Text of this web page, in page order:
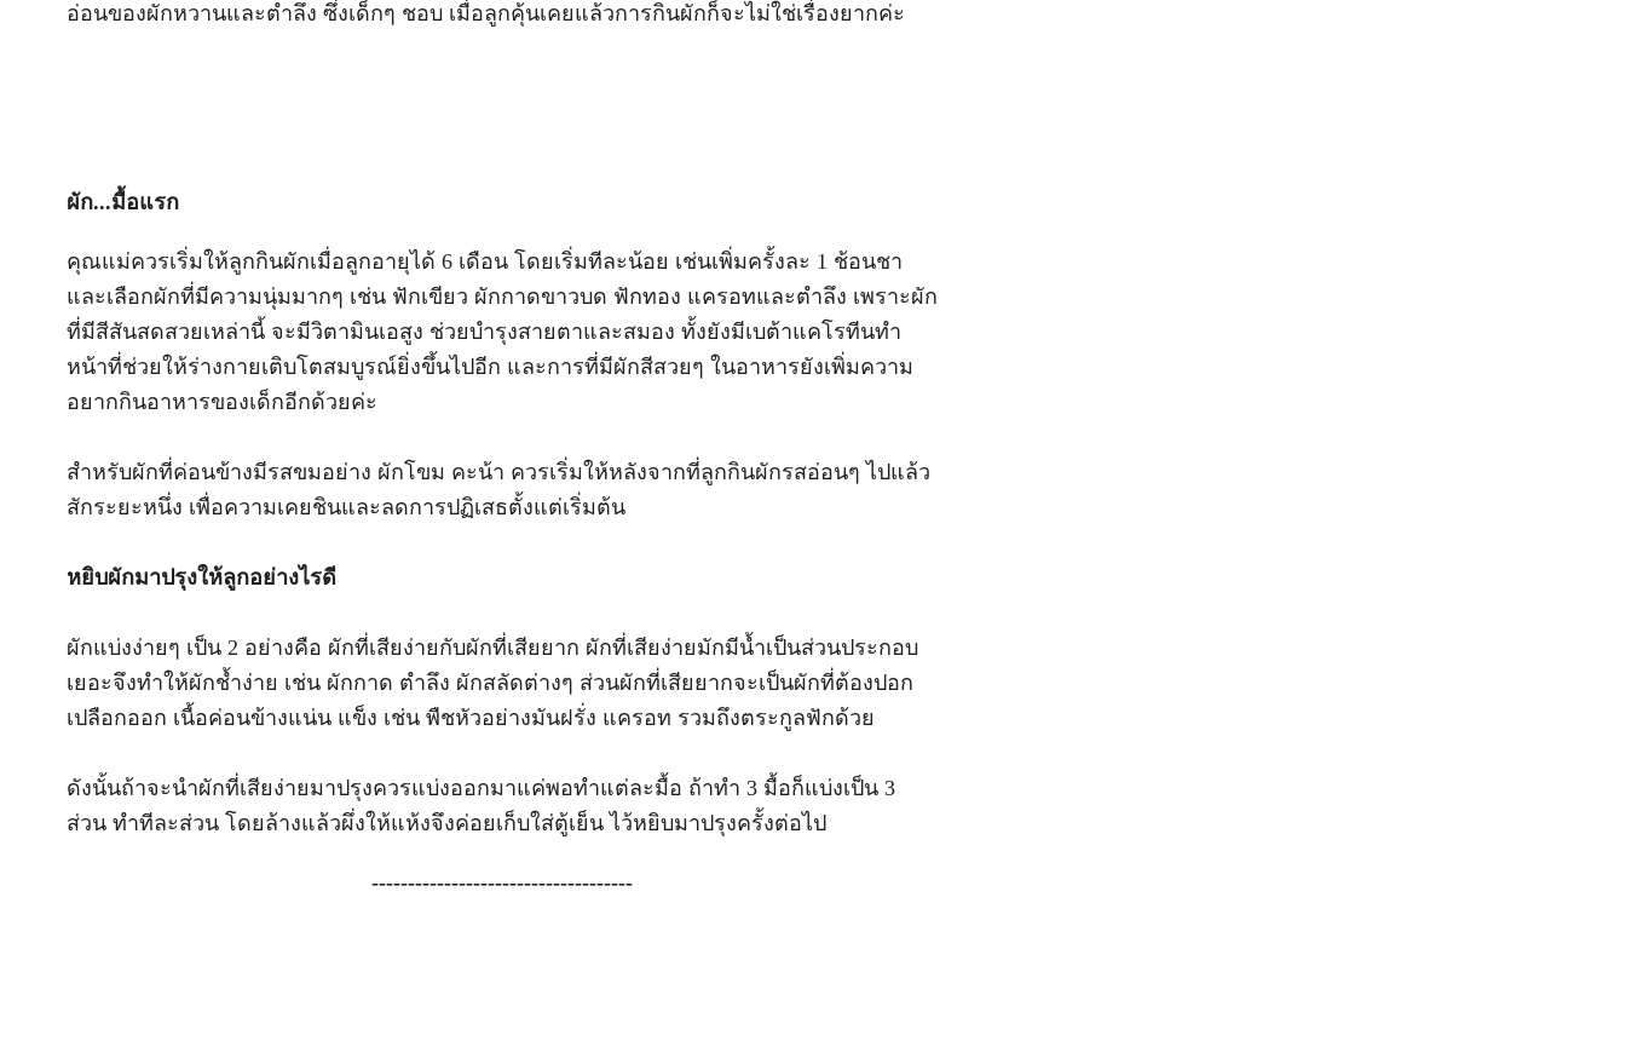
อ่อนของผักหวานและตำลึง ซึ่งเด็กๆ ชอบ เมื่อลูกคุ้นเคยแล้วการกินผักก็จะไม่ใช่เรื่องยากค่ะ
ผัก...มื้อแรก
คุณแม่ควรเริ่มให้ลูกกินผักเมื่อลูกอายุได้ 6 เดือน โดยเริ่มทีละน้อย เช่นเพิ่มครั้งละ 1 ช้อนชา
และเลือกผักที่มีความนุ่มมากๆ เช่น ฟักเขียว ผักกาดขาวบด ฟักทอง แครอทและตำลึง เพราะผัก
ที่มีสีสันสดสวยเหล่านี้ จะมีวิตามินเอสูง ช่วยบำรุงสายตาและสมอง ทั้งยังมีเบต้าแคโรทีนทำ
หน้าที่ช่วยให้ร่างกายเติบโตสมบูรณ์ยิ่งขึ้นไปอีก และการที่มีผักสีสวยๆ ในอาหารยังเพิ่มความ
อยากกินอาหารของเด็กอีกด้วยค่ะ
สำหรับผักที่ค่อนข้างมีรสขมอย่าง ผักโขม คะน้า ควรเริ่มให้หลังจากที่ลูกกินผักรสอ่อนๆ ไปแล้ว
สักระยะหนึ่ง เพื่อความเคยชินและลดการปฏิเสธตั้งแต่เริ่มต้น
หยิบผักมาปรุงให้ลูกอย่างไรดี
ผักแบ่งง่ายๆ เป็น 2 อย่างคือ ผักที่เสียง่ายกับผักที่เสียยาก ผักที่เสียง่ายมักมีน้ำเป็นส่วนประกอบ
เยอะจึงทำให้ผักช้ำง่าย เช่น ผักกาด ตำลึง ผักสลัดต่างๆ ส่วนผักที่เสียยากจะเป็นผักที่ต้องปอก
เปลือกออก เนื้อค่อนข้างแน่น แข็ง เช่น พืชหัวอย่างมันฝรั่ง แครอท รวมถึงตระกูลฟักด้วย
ดังนั้นถ้าจะนำผักที่เสียง่ายมาปรุงควรแบ่งออกมาแค่พอทำแต่ละมื้อ ถ้าทำ 3 มื้อก็แบ่งเป็น 3
ส่วน ทำทีละส่วน โดยล้างแล้วผึ่งให้แห้งจึงค่อยเก็บใส่ตู้เย็น ไว้หยิบมาปรุงครั้งต่อไป
------------------------------------